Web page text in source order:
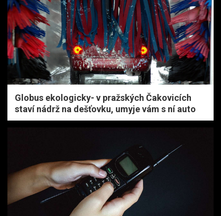
Globus ekologicky- v pražských Čakovicích
staví nádrž na dešťovku, umyje vám s ní auto